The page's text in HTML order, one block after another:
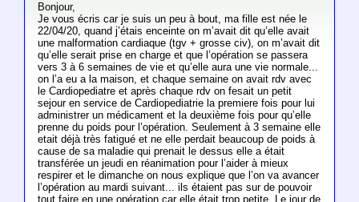
Bonjour,
Je vous écris car je suis un peu à bout, ma fille est née le
22/04/20, quand j’étais enceinte on m’avait dit qu’elle avait
une malformation cardiaque (tgv + grosse civ), on m’avait dit
qu’elle serait prise en charge et que l’opération se passera
vers 3 à 6 semaines de vie et qu’elle aura une vie normale...
on l’a eu a la maison, et chaque semaine on avait rdv avec
le Cardiopediatre et après chaque rdv on fesait un petit
sejour en service de Cardiopediatrie la premiere fois pour lui
administrer un médicament et la deuxième fois pour qu’elle
prenne du poids pour l’opération. Seulement à 3 semaine elle
etait déjà très fatigué et ne elle perdait beaucoup de poids à
cause de sa maladie qui prenait le dessus elle a était
transférée un jeudi en réanimation pour l’aider à mieux
respirer et le dimanche on nous explique que l’on va avancer
l’opération au mardi suivant... ils étaient pas sur de pouvoir
tout faire en une opération car elle était trop petite. Le jour de